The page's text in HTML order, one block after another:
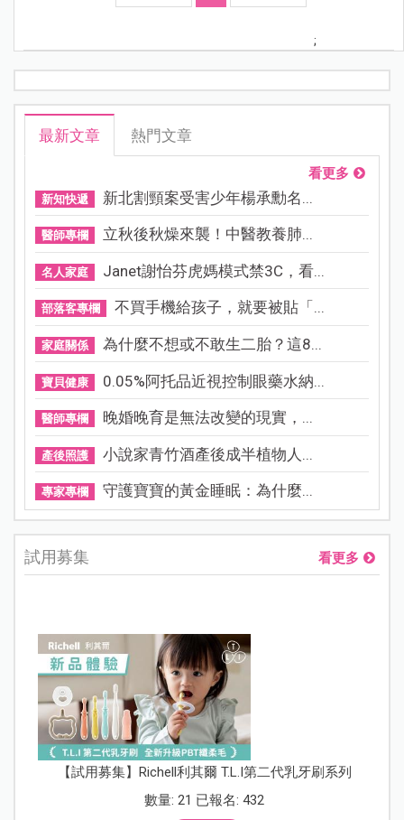
;
最新文章 熱門文章
看更多
新知快遞 新北割頸案受害少年楊承勳名...
醫師專欄 立秋後秋燥來襲！中醫教養肺...
名人家庭 Janet謝怡芬虎媽模式禁3C，看...
部落客專欄 不買手機給孩子，就要被貼「...
家庭關係 為什麼不想或不敢生二胎？這8...
寶貝健康 0.05%阿托品近視控制眼藥水納...
醫師專欄 晚婚晚育是無法改變的現實，...
產後照護 小說家青竹酒產後成半植物人...
專家專欄 守護寶寶的黃金睡眠：為什麼...
試用募集 看更多
【試用募集】Richell利其爾 T.L.I第二代乳牙刷系列
數量: 21 已報名: 432